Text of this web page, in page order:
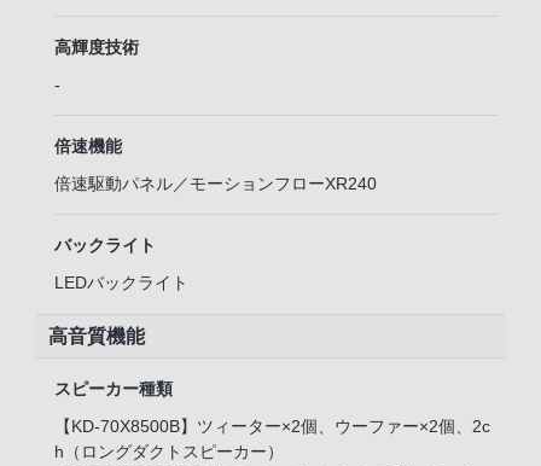
高輝度技術
-
倍速機能
倍速駆動パネル／モーションフローXR240
バックライト
LEDバックライト
高音質機能
スピーカー種類
【KD-70X8500B】ツィーター×2個、ウーファー×2個、2c
h（ロングダクトスピーカー）